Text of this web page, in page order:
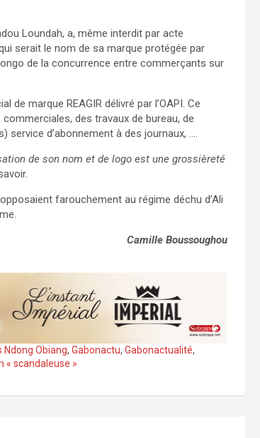
Loundah, a, même interdit par acte
serait le nom de sa marque protégée par
de la concurrence entre commerçants sur
marque REAGIR délivré par l’OAPI. Ce
des travaux de bureau, de
d’abonnement à des journaux, ….
de son nom et de logo est une grossièreté
farouchement au régime déchu d’Ali
Camille Boussoughou
Ndong Obiang, Gabonactu, Gabonactualité,
« scandaleuse »